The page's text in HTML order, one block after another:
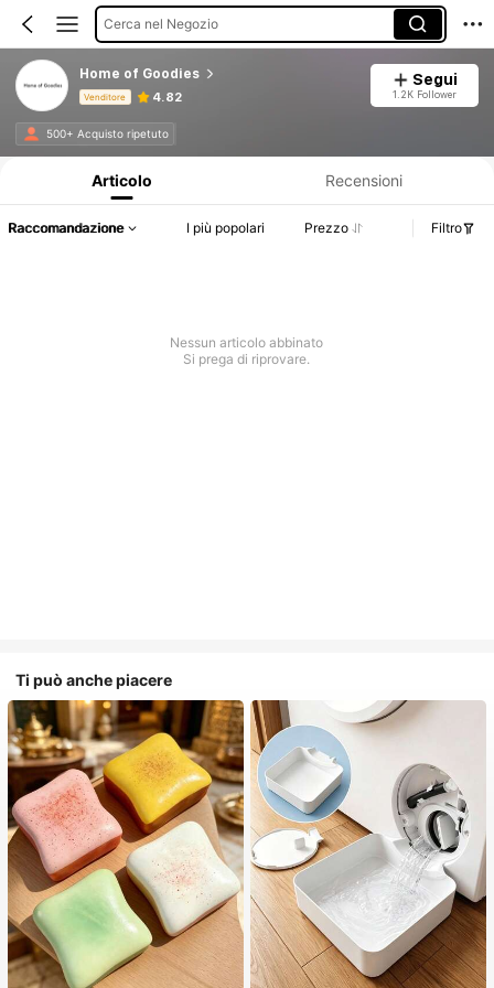
Cerca nel Negozio
Home of Goodies
Venditore 4.82
Segui
1.2K Follower
500+ Acquisto ripetuto
Articolo Recensioni
Raccomandazione I più popolari Prezzo Filtro
Nessun articolo abbinato
Si prega di riprovare.
Ti può anche piacere